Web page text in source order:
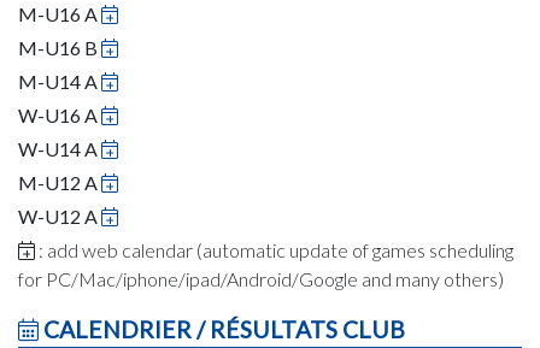
M-U16 A
M-U16 B
M-U14 A
W-U16 A
W-U14 A
M-U12 A
W-U12 A
: add web calendar (automatic update of games scheduling
for PC/Mac/iphone/ipad/Android/Google and many others)
CALENDRIER / RÉSULTATS CLUB